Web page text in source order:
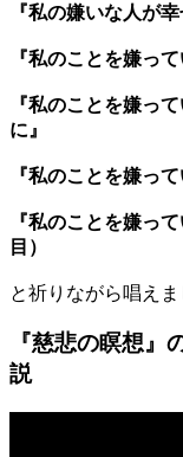
『私の嫌いな人が
『私のことを嫌っ
『私のことを嫌っ
に』
『私のことを嫌っ
『私のことを嫌っ
目）
と祈りながら唱えま
『慈悲の瞑想』
説